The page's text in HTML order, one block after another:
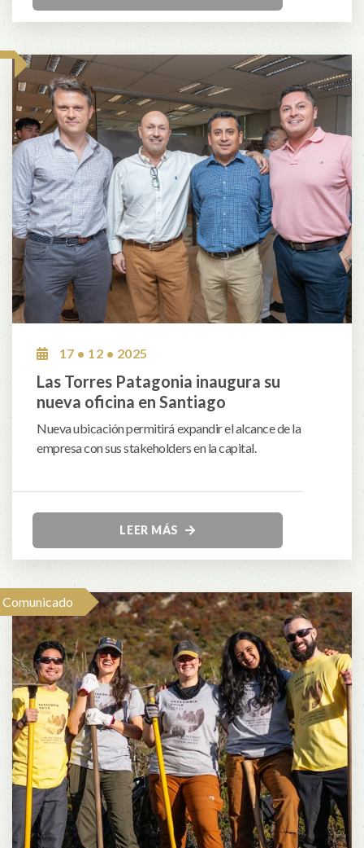
17 • 12 • 2025
Las Torres Patagonia inaugura su
nueva oficina en Santiago
Nueva ubicación permitirá expandir el alcance de la
empresa con sus stakeholders en la capital.
LEER MÁS
Comunicado